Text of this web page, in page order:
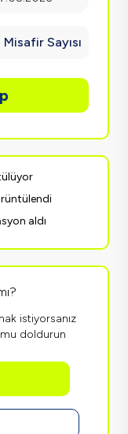
Misafir Sayısı
aldı
istiyorsanız
doldurun